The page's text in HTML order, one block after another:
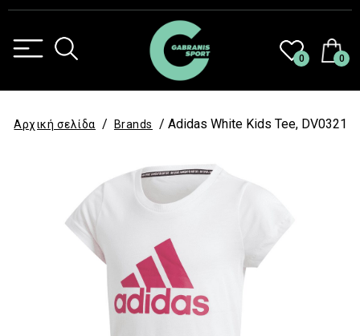
0 0
Αρχική σελίδα / Brands / Adidas White Kids Tee, DV0321